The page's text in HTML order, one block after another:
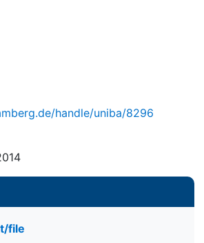
handle/uniba/8296
file